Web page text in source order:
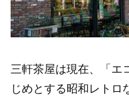
三軒茶屋は現在、「エ
じめとする昭和レトロ